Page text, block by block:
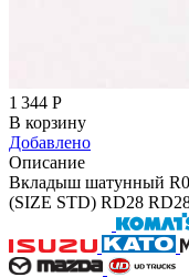
1 344 Р
В корзину
Добавлено
Описание
Вкладыш шатунный
(SIZE STD) RD28